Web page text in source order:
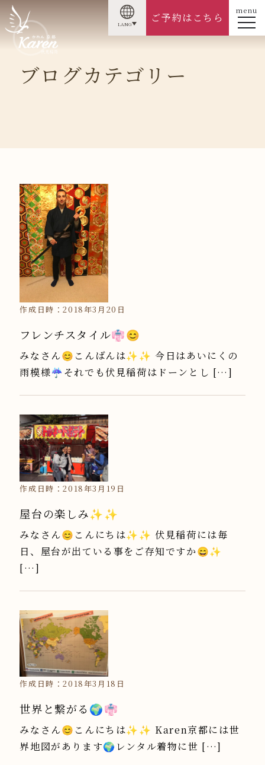
menu
ご予約はこちら
LANG
ブログカテゴリー
作成日時：2018年3月20日
フレンチスタイル👘😊
みなさん😊こんばんは✨✨ 今日はあいにくの
雨模様☔️それでも伏見稲荷はドーンとし […]
作成日時：2018年3月19日
屋台の楽しみ✨✨
みなさん😊こんにちは✨✨ 伏見稲荷には毎
日、屋台が出ている事をご存知ですか😄✨
[…]
作成日時：2018年3月18日
世界と繋がる🌍👘
みなさん😊こんにちは✨✨ Karen京都には世
界地図があります🌍レンタル着物に世 […]